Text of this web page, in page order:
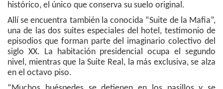
histórico, el único que conserva su suelo original.
Allí se encuentra también la conocida “Suite de la Mafia”,
una de las dos suites especiales del hotel, testimonio de
episodios que forman parte del imaginario colectivo del
siglo XX. La habitación presidencial ocupa el segundo
nivel, mientras que la Suite Real, la más exclusiva, se alza
en el octavo piso.